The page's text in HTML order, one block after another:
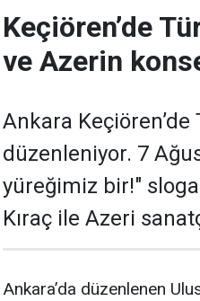
Keçiören’de
ve Azerin
Ankara Keçiören’de
düzenleniyor. 7
yüreğimiz bir!"
Kıraç ile Azeri
Ankara’da düzenlenen